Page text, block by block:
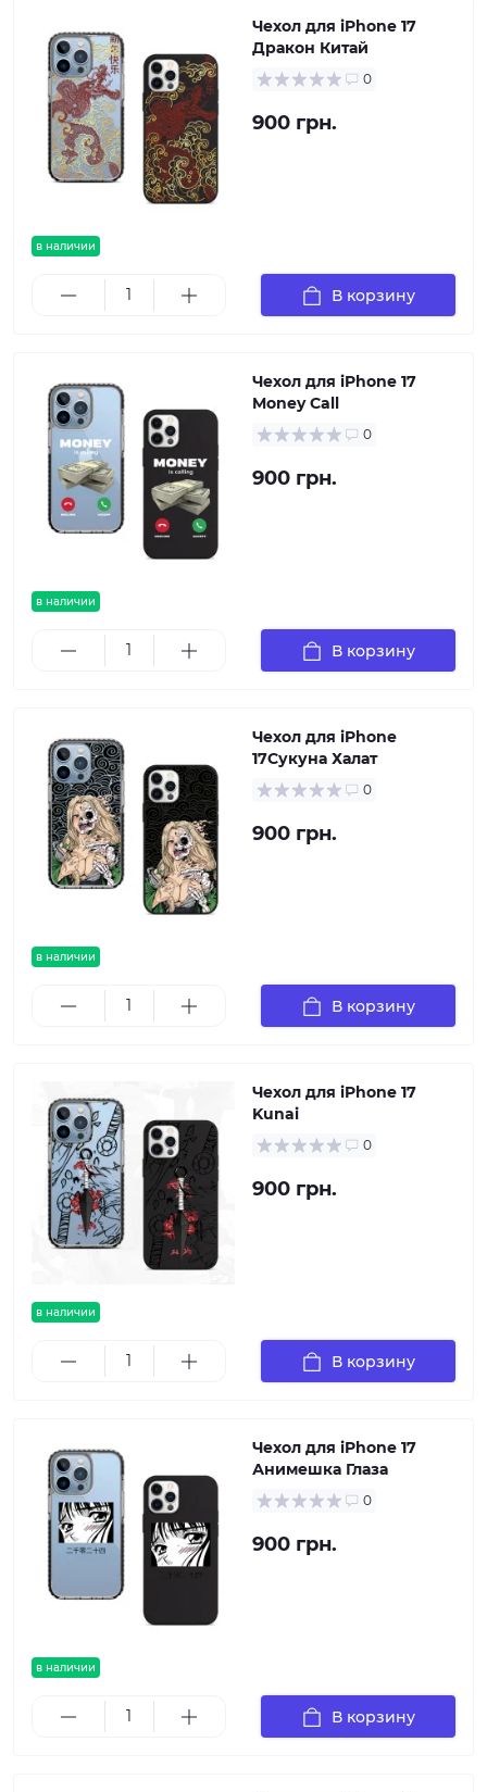
в наличии
Чехол для iPhone 17
Дракон Китай
0
900 грн.
В корзину
в наличии
Чехол для iPhone 17
Money Call
0
900 грн.
В корзину
в наличии
Чехол для iPhone
17Сукуна Халат
0
900 грн.
В корзину
в наличии
Чехол для iPhone 17
Kunai
0
900 грн.
В корзину
в наличии
Чехол для iPhone 17
Анимешка Глаза
0
900 грн.
В корзину